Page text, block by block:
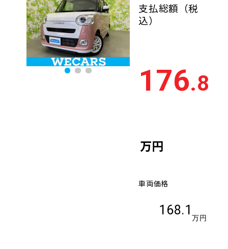
支払総額 （税
込）
176.8
万円
車両価格
168.1
万円